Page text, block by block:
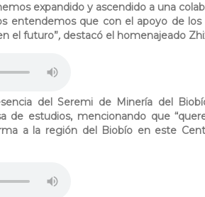
expandido y ascendido a una
entendemos que con el apoyo de
el futuro”, destacó el homenajeado
del Seremi de Minería del
de estudios, mencionando que
a la región del Biobío en este